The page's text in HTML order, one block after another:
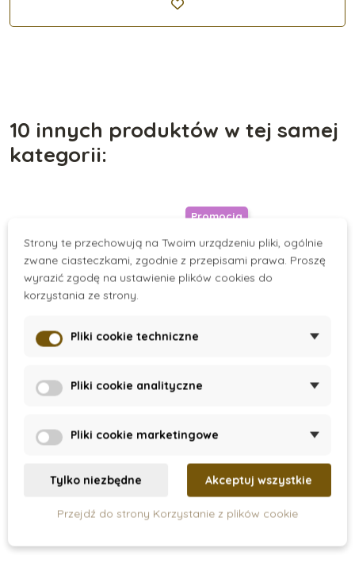
10 innych produktów w tej samej
kategorii:
On Request
Promocja
gatunki zwierząt
84 zł
Strony te przechowują na Twoim urządzeniu pliki, ogólnie
zwane ciasteczkami, zgodnie z przepisami prawa. Proszę
wyrazić zgodę na ustawienie plików cookies do
korzystania ze strony.
Pliki cookie techniczne
Pliki cookie analityczne
Pliki cookie marketingowe
Tylko niezbędne Akceptuj wszystkie
Przejdź do strony Korzystanie z plików cookie